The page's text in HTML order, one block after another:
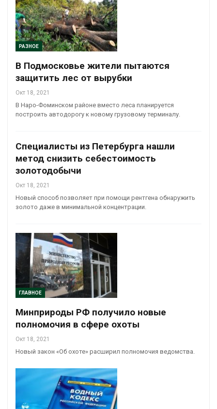
РАЗНОЕ
В Подмосковье жители пытаются
защитить лес от вырубки
Окт 18, 2021
В Наро-Фоминском районе вместо леса планируется
построить автодорогу к новому грузовому терминалу.
Специалисты из Петербурга нашли
метод снизить себестоимость
золотодобычи
Окт 18, 2021
Новый способ позволяет при помощи рентгена обнаружить
золото даже в минимальной концентрации.
ГЛАВНОЕ
Минприроды РФ получило новые
полномочия в сфере охоты
Окт 18, 2021
Новый закон «Об охоте» расширил полномочия ведомства.